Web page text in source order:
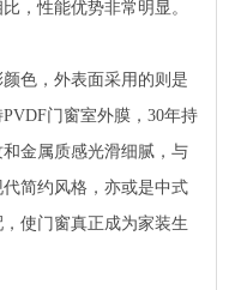
，性能优势非常明显。
色，外表面采用的则是
门窗室外膜，30年持
金属质感光滑细腻，与
简约风格，亦或是中式
使门窗真正成为家装生